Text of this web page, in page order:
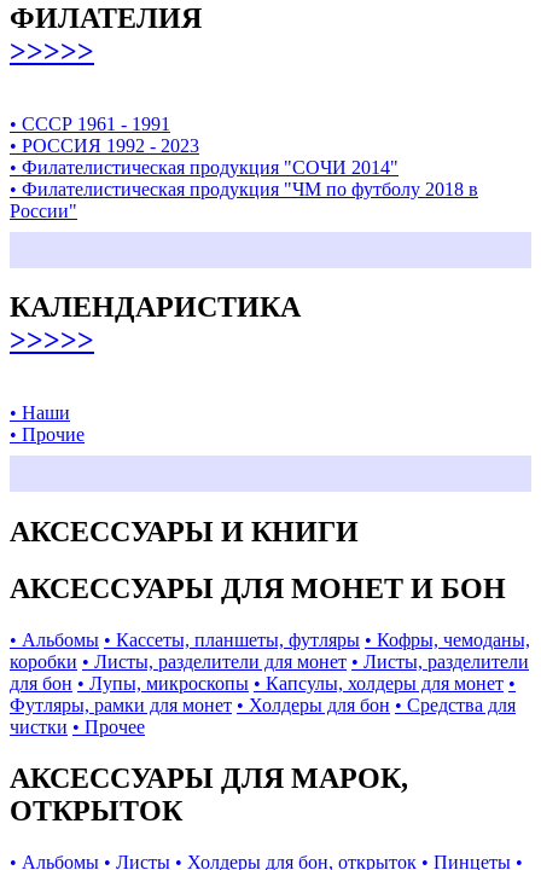
ФИЛАТЕЛИЯ
>>>>>
• СССР 1961 - 1991
• РОССИЯ 1992 - 2023
• Филателистическая продукция "СОЧИ 2014"
• Филателистическая продукция "ЧМ по футболу 2018 в
России"
КАЛЕНДАРИСТИКА
>>>>>
• Наши
• Прочие
АКСЕССУАРЫ И КНИГИ
АКСЕССУАРЫ ДЛЯ МОНЕТ И БОН
• Альбомы • Кассеты, планшеты, футляры • Кофры, чемоданы,
коробки • Листы, разделители для монет • Листы, разделители
для бон • Лупы, микроскопы • Капсулы, холдеры для монет •
Футляры, рамки для монет • Холдеры для бон • Средства для
чистки • Прочее
АКСЕССУАРЫ ДЛЯ МАРОК,
ОТКРЫТОК
• Альбомы • Листы • Холдеры для бон, открыток • Пинцеты •